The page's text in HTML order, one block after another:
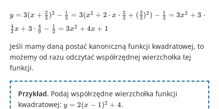
y = 3(x+\frac{2}
{3})^{2}-\frac{1}
{3} = 3(x^{2} +
2\cdot
x\cdot\frac{2}{3} +
(\frac{2}{3})^{2}) -
\frac{1}{3} =
3x^{2} +
3\cdot\frac{4}
{3}x+3\cdot\frac{4}
y = 3(x + 3
2 )2 − 3
1 = 3(x2 + 2 ⋅ x ⋅ 3
2 + ( 3
2 )2 ) − 3
1 = 3x2 + 3 ⋅
3
4 x + 3 ⋅ 9
4 − 3
1 = 3x2 + 4x + 1
Jeśli mamy daną postać kanoniczną funkcji kwadratowej, to
możemy od razu odczytać współrzędnej wierzchołka tej
funkcji.
Przykład. Podaj współrzędne wierzchołka funkcji
kwadratowej: y = 2(x-
y = 2(x − 1)2 + 4.